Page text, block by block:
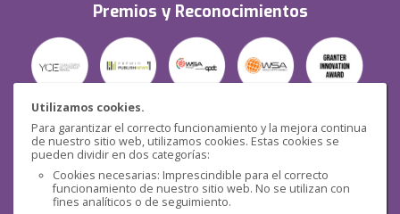
Utilizamos cookies.
Para garantizar el correcto funcionamiento y la mejora continua
de nuestro sitio web, utilizamos cookies. Estas cookies se
pueden dividir en dos categorías:
Cookies necesarias: Imprescindible para el correcto
funcionamiento de nuestro sitio web. No se utilizan con
fines analíticos o de seguimiento.
Premios y Reconocimientos
Seguridad